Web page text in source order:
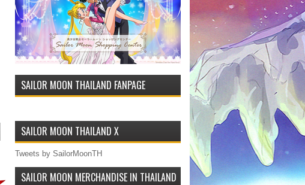
SAILOR MOON THAILAND FANPAGE
SAILOR MOON THAILAND X
Tweets by SailorMoonTH
SAILOR MOON MERCHANDISE IN THAILAND